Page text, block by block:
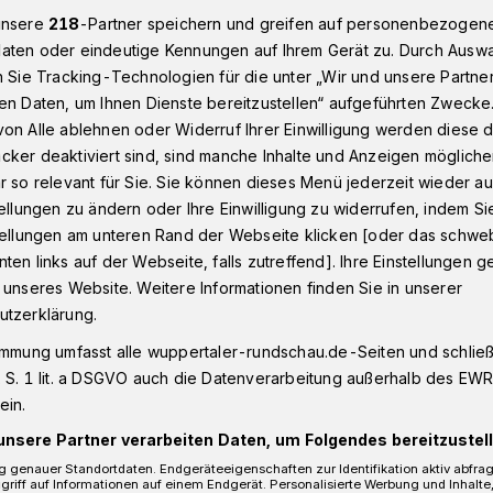
Zweitligist TVB Wuppertal siegt in Aldekerk 24:21 (14:12)
in Aldekerk
auf den
Bundesliga haben die
TVB Wuppertal am
2022) den Pflichtsieg beim Schlusslicht
Team von Trainerin Maja Zrnec gewann
218-Partner speichern und greifen auf
oder eindeutige Kennungen auf Ihrem Gerät zu. Durch
Sie Tracking-Technologien für die unter „Wir und unsere
Daten, um Ihnen Dienste bereitzustellen“ aufgeführten
Alle ablehnen oder Widerruf Ihrer Einwilligung werden diese
deaktiviert sind, sind manche Inhalte und Anzeigen
so relevant für Sie. Sie können dieses Menü jederzeit wieder
zu ändern oder Ihre Einwilligung zu widerrufen, indem
am unteren Rand der Webseite klicken [oder das
links auf der Webseite, falls zutreffend]. Ihre Einstellungen
Website. Weitere Informationen finden Sie in unserer
umfasst alle wuppertaler-rundschau.de-Seiten und
1 lit. a DSGVO auch die Datenverarbeitung außerhalb des
Partner verarbeiten Daten, um Folgendes
genauer Standortdaten. Endgeräteeigenschaften zur Identifikation aktiv
auf Informationen auf einem Endgerät. Personalisierte Werbung und